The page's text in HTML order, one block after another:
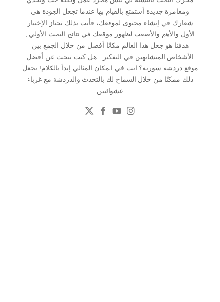
ومغامرة جديدة أستمتع بالقيام بها عندما تجعل الجودة هي
شعارك في إنشاء محتوى لموقعك، فأنت بذلك تجتاز الإختبار
الأول والأهم والأصعب لظهور موقعك في نتائج البحث الأولي ,
هدفنا هو جعل هذا العالم مكانًا أفضل من خلال الجمع بين
الأشخاص المتشابهين في التفكير . هل كنت تبحث عن أفضل
موقع دردشة سورية؟ انت في المكان المثالي إبدأ بالكلام! نجعل
ذلك ممكنًا من خلال السماح لك بالتحدث والدردشة مع غرباء
عشوائيين